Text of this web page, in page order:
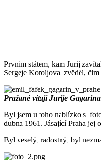
Prvním státem, kam Jurij
Sergeje Koroljova, zvěděl,
Pražané vítají Jurije
Byl jsem u toho nablízko s
dubna 1961. Jásající Praha jej
Byl veselý, radostný, byl